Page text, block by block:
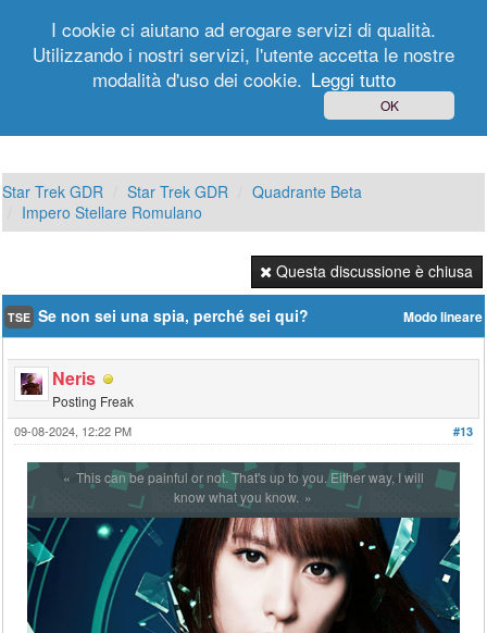
Registrati
Star Trek GDR Star Trek GDR
Quadrante Beta
Impero Stellare Romulano
Questa discussione è chiusa
Modo lineare
TSE Se non sei una spia, perché sei qui?
Neris
Posting Freak
#13
09-08-2024, 12:22 PM
This can be painful or not. That's up to you. Either way, I will
know what you know.
I cookie ci aiutano ad erogare servizi di qualità.
Utilizzando i nostri servizi, l'utente accetta le nostre
modalità d'uso dei cookie. Leggi tutto
OK